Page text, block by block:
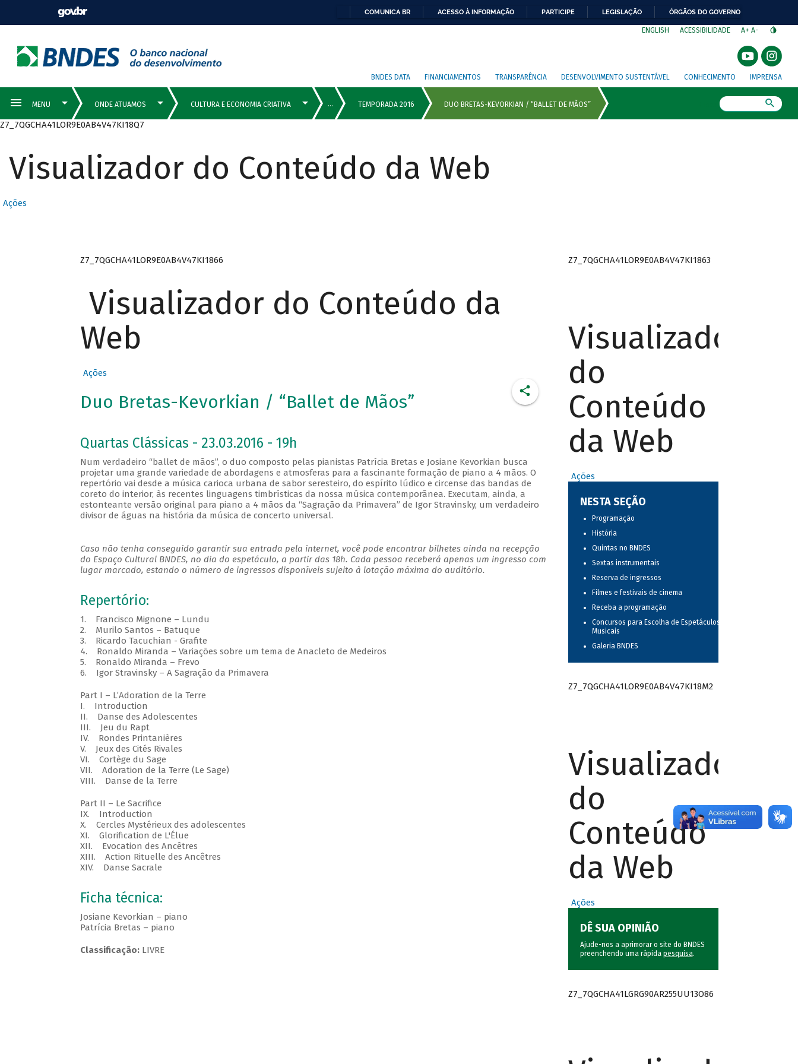
COMUNICA BR ACESSO À INFORMAÇÃO PARTICIPE LEGISLAÇÃO ÓRGÃOS DO GOVERNO
ENGLISH ACESSIBILIDADE A+ A-
BNDES DATA FINANCIAMENTOS TRANSPARÊNCIA DESENVOLVIMENTO SUSTENTÁVEL CONHECIMENTO IMPRENSA
Z7_7QGCHA41LOR9E0AB4V47KI18Q7
Visualizador do Conteúdo da Web
Ações
Z7_7QGCHA41LOR9E0AB4V47KI1866
Visualizador do Conteúdo da
Web
Ações
Duo Bretas-Kevorkian / “Ballet de Mãos”
Quartas Clássicas - 23.03.2016 - 19h
Num verdadeiro “ballet de mãos”, o duo composto pelas pianistas Patrícia Bretas e Josiane Kevorkian busca
projetar uma grande variedade de abordagens e atmosferas para a fascinante formação de piano a 4 mãos. O
repertório vai desde a música carioca urbana de sabor seresteiro, do espírito lúdico e circense das bandas de
coreto do interior, às recentes linguagens timbrísticas da nossa música contemporânea. Executam, ainda, a
estonteante versão original para piano a 4 mãos da “Sagração da Primavera” de Igor Stravinsky, um verdadeiro
divisor de águas na história da música de concerto universal.
Caso não tenha conseguido garantir sua entrada pela internet, você pode encontrar bilhetes ainda na recepção
do Espaço Cultural BNDES, no dia do espetáculo, a partir das 18h. Cada pessoa receberá apenas um ingresso com
lugar marcado, estando o número de ingressos disponíveis sujeito à lotação máxima do auditório.
Repertório:
1. Francisco Mignone – Lundu
2. Murilo Santos – Batuque
3. Ricardo Tacuchian - Grafite
4. Ronaldo Miranda – Variações sobre um tema de Anacleto de Medeiros
5. Ronaldo Miranda – Frevo
6. Igor Stravinsky – A Sagração da Primavera
Part I – L’Adoration de la Terre
I. Introduction
II. Danse des Adolescentes
III. Jeu du Rapt
IV. Rondes Printanières
V. Jeux des Cités Rivales
VI. Cortège du Sage
VII. Adoration de la Terre (Le Sage)
VIII. Danse de la Terre
Part II – Le Sacrifice
IX. Introduction
X. Cercles Mystérieux des adolescentes
XI. Glorification de L'Élue
XII. Evocation des Ancêtres
XIII. Action Rituelle des Ancêtres
XIV. Danse Sacrale
Ficha técnica:
Josiane Kevorkian – piano
Patrícia Bretas – piano
Classificação:LIVRE
Z7_7QGCHA41LOR9E0AB4V47KI1863
Visualizador
do
Conteúdo
da Web
Ações
NESTA SEÇÃO
Programação
História
Quintas no BNDES
Sextas instrumentais
Reserva de ingressos
Filmes e festivais de cinema
Receba a programação
Concursos para Escolha de Espetáculos
Musicais
Galeria BNDES
Z7_7QGCHA41LOR9E0AB4V47KI18M2
Visualizador
do
Conteúdo
da Web
Ações
DÊ SUA OPINIÃO
Ajude-nos a aprimorar o site do BNDES
preenchendo uma rápida pesquisa.
Z7_7QGCHA41LGRG90AR255UU13O86